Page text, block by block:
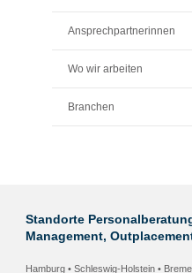
Ansprechpartnerinnen
Wo wir arbeiten
Branchen
Standorte
Management,
Hamburg • Schleswig-Holstein•